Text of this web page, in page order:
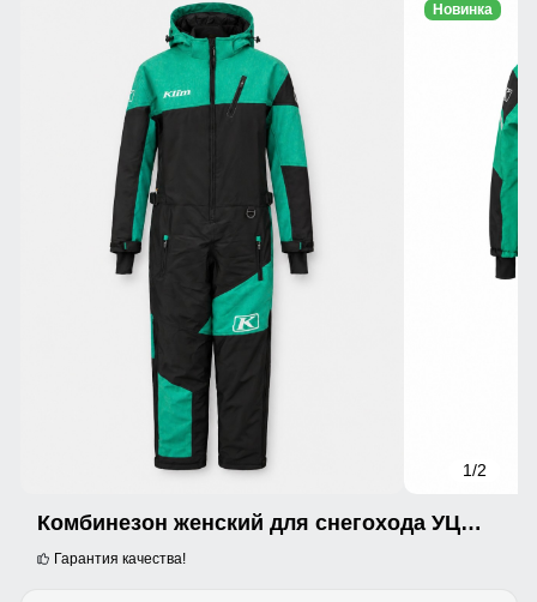
1/2
Новинка
Комбинезон женский для снегохода УЦЕНКА зеленого цвета 0952Z
Гарантия качества!